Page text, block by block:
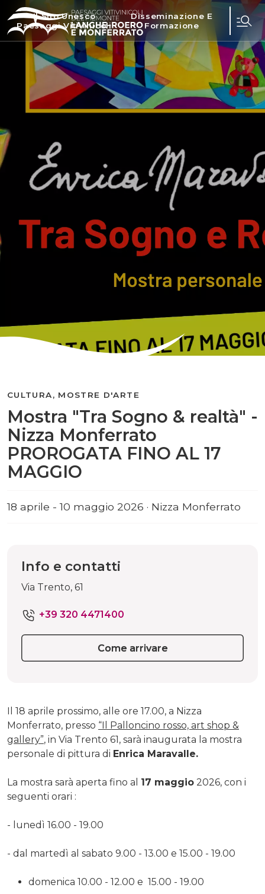
Il Sito Unesco
Paesaggi Vitivinicoli
Disseminazione E
Formazione
Mostra "Tra Sogno & realtà" -
Nizza Monferrato
PROROGATA FINO AL 17
MAGGIO
CULTURA, MOSTRE D'ARTE
18 aprile - 10 maggio 2026 · Nizza Monferrato
Il 18 aprile prossimo, alle ore 17.00, a Nizza
Monferrato, presso “Il Palloncino rosso, art shop &
gallery”, in Via Trento 61, sarà inaugurata la mostra
personale di pittura di Enrica Maravalle.
La mostra sarà aperta fino al 17 maggio 2026, con i
seguenti orari :
- lunedì 16.00 - 19.00
- dal martedì al sabato 9.00 - 13.00 e 15.00 - 19.00
domenica 10.00 - 12.00 e 15.00 - 19.00
Info e contatti
Via Trento, 61
+39 320 4471400
Come arrivare